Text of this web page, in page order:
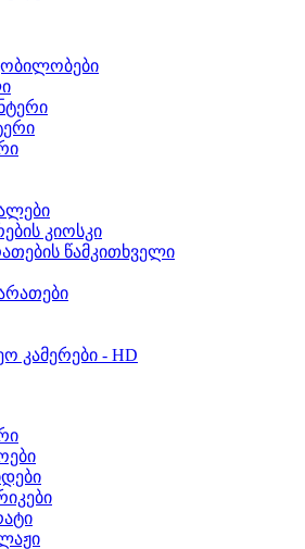
კიოსკი
წამკითხველი
კამერები - HD